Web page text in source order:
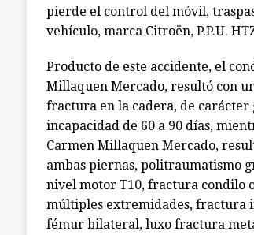
pierde el control del móvil,
vehículo, marca Citroën, P.P.U.
Producto de este accidente, el
Millaquen Mercado, resultó con
fractura en la cadera, de carácter
incapacidad de 60 a 90 días,
Carmen Millaquen Mercado,
ambas piernas, politraumatismo
nivel motor T10, fractura condilo
múltiples extremidades, fractura
fémur bilateral, luxo fractura